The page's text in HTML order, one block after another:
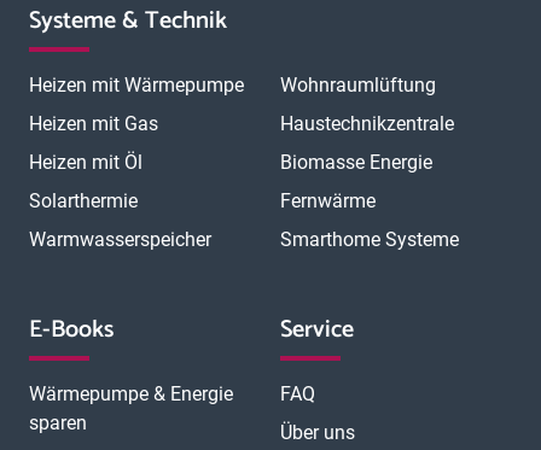
Systeme & Technik
Heizen mit Wärmepumpe
Heizen mit Gas
Heizen mit Öl
Solarthermie
Warmwasserspeicher
Wohnraumlüftung
Haustechnikzentrale
Biomasse Energie
Fernwärme
Smarthome Systeme
E-Books
Wärmepumpe & Energie
sparen
Service
FAQ
Über uns